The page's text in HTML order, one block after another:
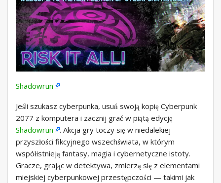
Shadowrun
Jeśli szukasz cyberpunka, usuń swoją kopię Cyberpunk
2077 z komputera i zacznij grać w piątą edycję
Shadowrun
. Akcja gry toczy się w niedalekiej
przyszłości fikcyjnego wszechświata, w którym
współistnieją fantasy, magia i cybernetyczne istoty.
Gracze, grając w detektywa, zmierzą się z elementami
miejskiej cyberpunkowej przestępczości — takimi jak